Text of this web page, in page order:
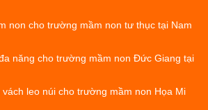
non cho trường mầm non tư thục tại Nam
năng cho trường mầm non Đức Giang tại
leo núi cho trường mầm non Họa Mi